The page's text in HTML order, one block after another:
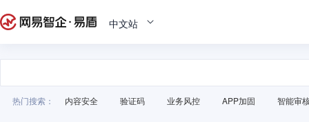
中文站
热门搜索： 内容安全 验证码 业务风控 APP加固 智能审